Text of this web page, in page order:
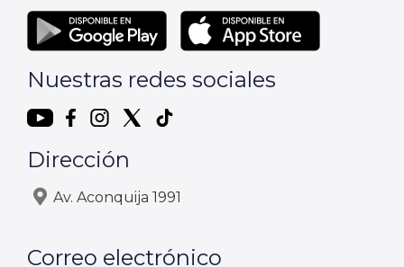
Nuestras redes sociales
Dirección
Av. Aconquija 1991
Correo electrónico